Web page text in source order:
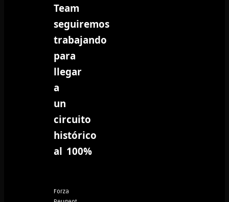
Team
seguiremos
trabajando
para
llegar
a
un
circuito
histórico
al 100%
Forza